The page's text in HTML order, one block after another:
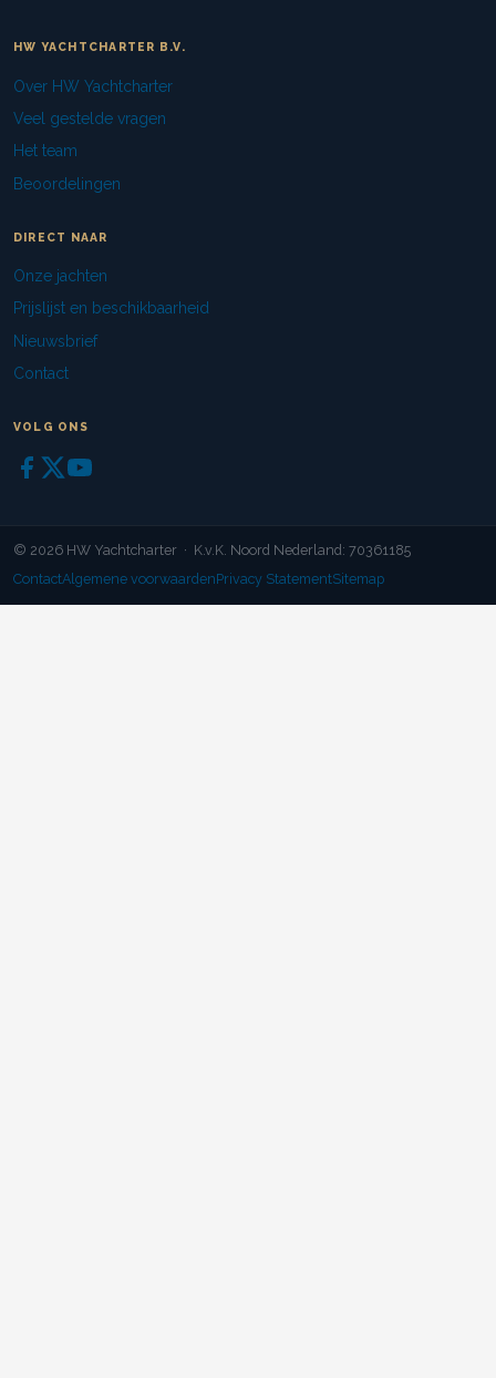
HW YACHTCHARTER B.V.
Over HW Yachtcharter
Veel gestelde vragen
Het team
Beoordelingen
DIRECT NAAR
Onze jachten
Prijslijst en beschikbaarheid
Nieuwsbrief
Contact
VOLG ONS
© 2026 HW Yachtcharter · K.v.K. Noord Nederland: 70361185
ContactAlgemene voorwaardenPrivacy StatementSitemap